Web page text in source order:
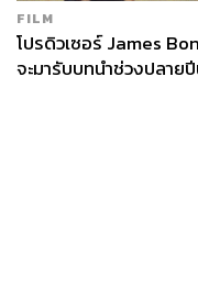
FILM
โปรดิวเซอร์ James
จะมารับบทนำช่วงปลาย